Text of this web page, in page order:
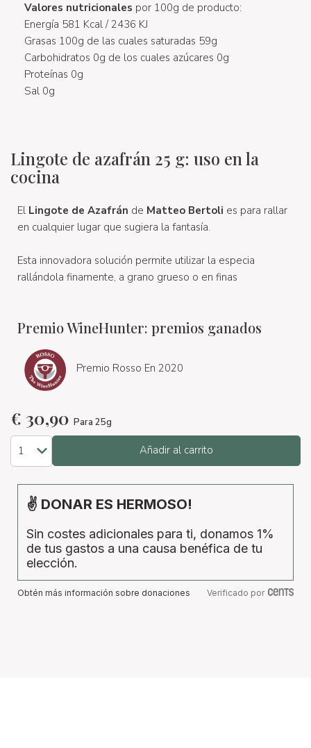
Valores nutricionales por 100g de producto:
Energía 581 Kcal / 2436 KJ
Grasas 100g de las cuales saturadas 59g
Carbohidratos 0g de los cuales azúcares 0g
Proteínas 0g
Sal 0g
Lingote de azafrán 25 g: uso en la
cocina
El Lingote de Azafrán de Matteo Bertoli es para rallar
en cualquier lugar que sugiera la fantasía.
Esta innovadora solución permite utilizar la especia
rallándola finamente, a grano grueso o en finas
Premio WineHunter: premios ganados
Premio Rosso En 2020
€ 30,90 Para 25g
Añadir al carrito
✌ DONAR ES HERMOSO!
Sin costes adicionales para ti, donamos 1%
de tus gastos a una causa benéfica de tu
elección.
Obtén más información sobre donaciones Verificado por